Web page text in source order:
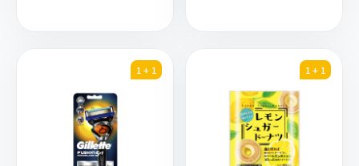
1 + 1 1 + 1